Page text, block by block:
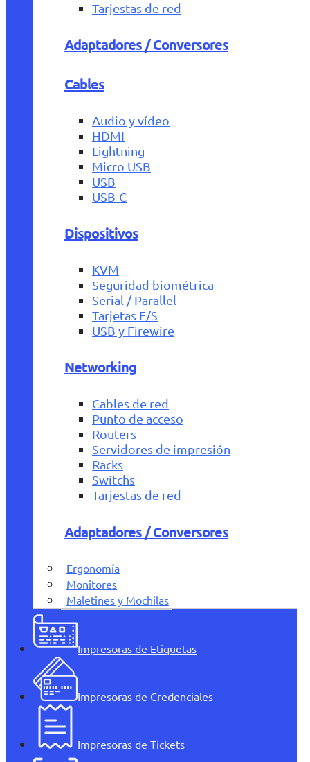
Tarjestas de red
Adaptadores / Conversores
Cables
Audio y vídeo
HDMI
Lightning
Micro USB
USB
USB-C
Dispositivos
KVM
Seguridad biométrica
Serial / Parallel
Tarjetas E/S
USB y Firewire
Networking
Cables de red
Punto de acceso
Routers
Servidores de impresión
Racks
Switchs
Tarjestas de red
Adaptadores / Conversores
Ergonomía
Monitores
Maletines y Mochilas
Impresoras de Etiquetas
Impresoras de Credenciales
Impresoras de Tickets